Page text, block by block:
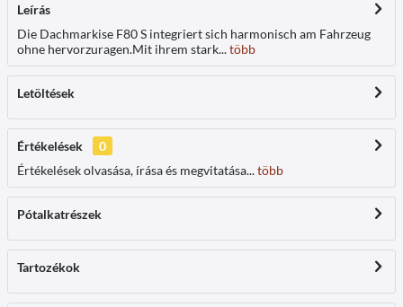
Leírás
Die Dachmarkise F80 S integriert sich harmonisch am Fahrzeug
ohne hervorzuragen.Mit ihrem stark...több
Letöltések
Értékelések
0
Értékelések olvasása, írása és megvitatása...több
Pótalkatrészek
Tartozékok